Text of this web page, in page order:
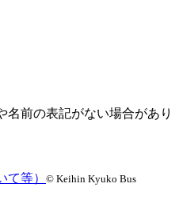
前の表記がない場合があり
等） © Keihin Kyuko Bus